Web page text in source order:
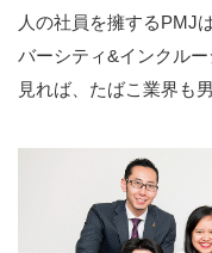
人の社員を擁するPMJ
バーシティ&インクル
見れば、たばこ業界も